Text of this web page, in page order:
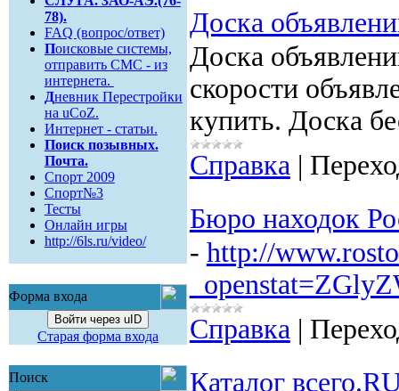
78).
FAQ (вопрос/ответ)
Поисковые системы,
отправить СМС - из
интернета.
Дневник Перестройки
на uCoZ.
Интернет - статьи.
Поиск позывных.
Почта.
Спорт 2009
Спорт№3
Тесты
Онлайн игры
http://6ls.ru/video/
Форма входа
Войти через uID
Старая форма входа
Поиск
Доска
Доска
скорости
купить. Доска
Справка|
Бюро находок
- http://
Справка|
Каталог